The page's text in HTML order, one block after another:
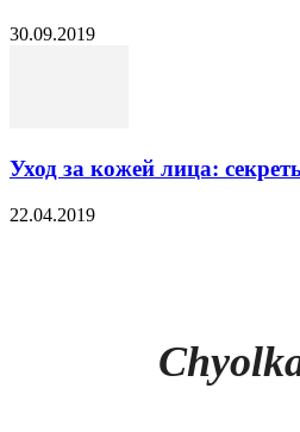
30.09.2019
Уход за кожей лица:
22.04.2019